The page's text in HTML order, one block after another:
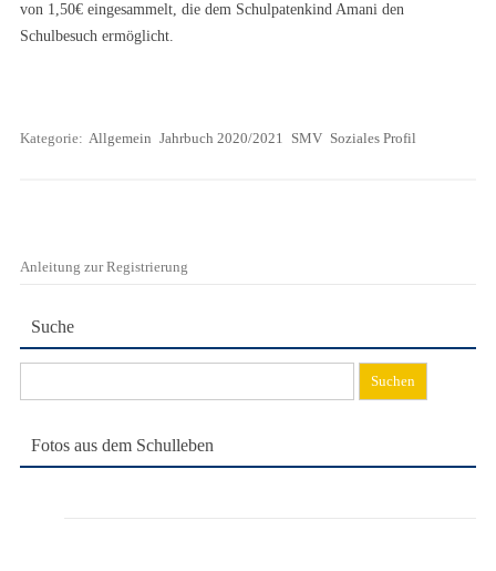
von 1,50€ eingesammelt, die dem Schulpatenkind Amani den
Schulbesuch ermöglicht.
Kategorie: Allgemein Jahrbuch 2020/2021 SMV Soziales Profil
Anleitung zur Registrierung
Suche
nach:
Fotos aus dem Schulleben